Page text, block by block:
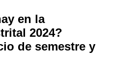
en la
2024?
de semestre y